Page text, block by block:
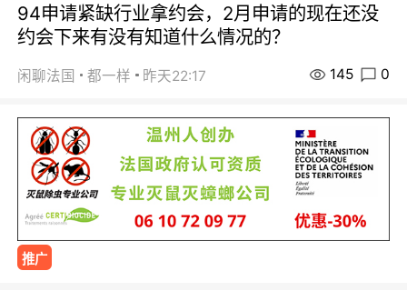
94申请紧缺行业拿约会，2月申请的现在还没
约会下来有没有知道什么情况的？
闲聊法国 都一样 昨天22:17 145 0
推广